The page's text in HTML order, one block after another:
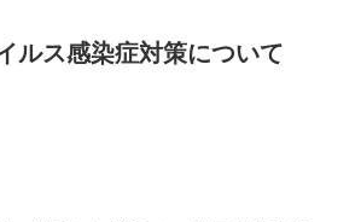
ルス感染症対策について